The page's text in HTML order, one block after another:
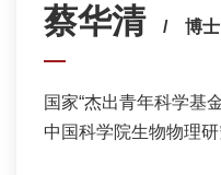
蔡华清 / 博士
国家“杰出青年科学基
中国科学院生物物理